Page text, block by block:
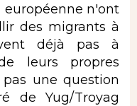
européenne n'ont
des migrants à
déjà pas à
leurs propres
une question
de Yug/Troyag